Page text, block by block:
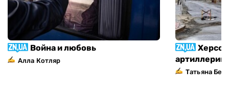
Война и любовь
Алла Котляр
Татьяна